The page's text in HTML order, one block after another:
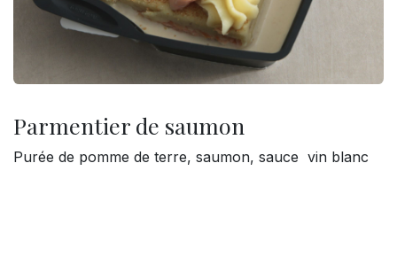
Parmentier de saumon
Purée de pomme de terre, saumon, sauce vin blanc